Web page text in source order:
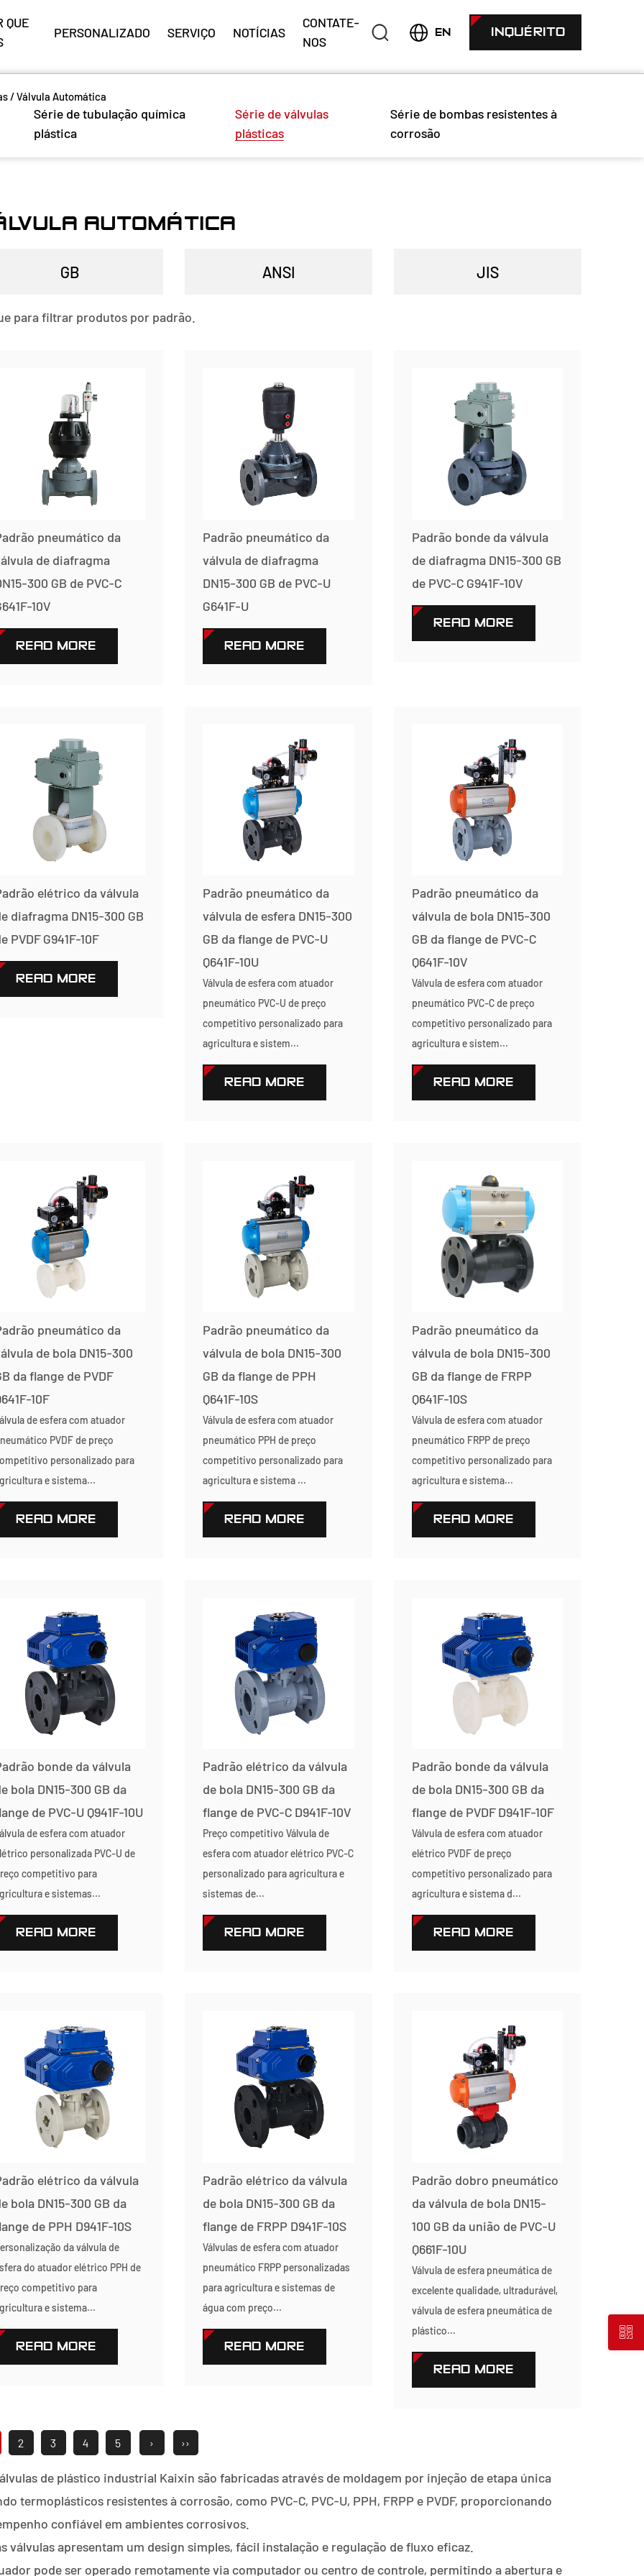
QUE
PERSONALIZADO SERVIÇO NOTÍCIAS
CONTATE-
NOS
EN INQUÉRITO
/Válvula Automática
Série de tubulação química
plástica
Série de válvulas
plásticas
Série de bombas resistentes à
corrosão
AUTOMÁTICA
para filtrar produtos por padrão.
pneumático da
de diafragma
300 GB de PVC-C
10V
READ MORE
Padrão pneumático da
válvula de diafragma
DN15-300 GB de PVC-U
G641F-U
READ MORE
Padrão bonde da válvula
de diafragma DN15-300 GB
de PVC-C G941F-10V
READ MORE
elétrico da válvula
diafragma DN15-300 GB
PVDF G941F-10F
READ MORE
Padrão pneumático da
válvula de esfera DN15-300
GB da flange de PVC-U
Q641F-10U
Válvula de esfera com atuador
pneumático PVC-U de preço
competitivo personalizado para
agricultura e sistem...
READ MORE
Padrão pneumático da
válvula de bola DN15-300
GB da flange de PVC-C
Q641F-10V
Válvula de esfera com atuador
pneumático PVC-C de preço
competitivo personalizado para
agricultura e sistem...
READ MORE
pneumático da
de bola DN15-300
da flange de PVDF
10F
de esfera com atuador
PVDF de preço
personalizado para
e sistema...
READ MORE
Padrão pneumático da
válvula de bola DN15-300
GB da flange de PPH
Q641F-10S
Válvula de esfera com atuador
pneumático PPH de preço
competitivo personalizado para
agricultura e sistema ...
READ MORE
Padrão pneumático da
válvula de bola DN15-300
GB da flange de FRPP
Q641F-10S
Válvula de esfera com atuador
pneumático FRPP de preço
competitivo personalizado para
agricultura e sistema...
READ MORE
bonde da válvula
bola DN15-300 GB da
de PVC-U Q941F-10U
de esfera com atuador
personalizada PVC-U de
competitivo para
e sistemas...
READ MORE
Padrão elétrico da válvula
de bola DN15-300 GB da
flange de PVC-C D941F-10V
Preço competitivo Válvula de
esfera com atuador elétrico PVC-C
personalizado para agricultura e
sistemas de...
READ MORE
Padrão bonde da válvula
de bola DN15-300 GB da
flange de PVDF D941F-10F
Válvula de esfera com atuador
elétrico PVDF de preço
competitivo personalizado para
agricultura e sistema d...
READ MORE
elétrico da válvula
bola DN15-300 GB da
de PPH D941F-10S
da válvula de
do atuador elétrico PPH de
competitivo para
e sistema...
READ MORE
Padrão elétrico da válvula
de bola DN15-300 GB da
flange de FRPP D941F-10S
Válvulas de esfera com atuador
pneumático FRPP personalizadas
para agricultura e sistemas de
água com preço...
READ MORE
Padrão dobro pneumático
da válvula de bola DN15-
100 GB da união de PVC-U
Q661F-10U
Válvula de esfera pneumática de
excelente qualidade, ultradurável,
válvula de esfera pneumática de
plástico...
READ MORE
2 3 4 5 › ››
de plástico industrial Kaixin são fabricadas através de moldagem por injeção de etapa única
termoplásticos resistentes à corrosão, como PVC-C, PVC-U, PPH, FRPP e PVDF, proporcionando
confiável em ambientes corrosivos.
válvulas apresentam um design simples, fácil instalação e regulação de fluxo eficaz.
pode ser operado remotamente via computador ou centro de controle, permitindo a abertura e